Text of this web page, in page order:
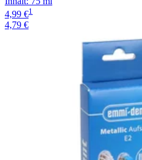
4,99 €1
4,79 €